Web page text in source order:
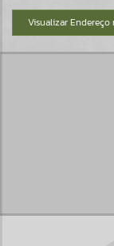
Visualizar Endereço